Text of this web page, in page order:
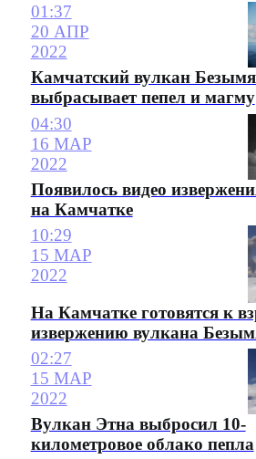
01:37
20 АПР
2022
Камчатский вулкан
выбрасывает пепел и магму
04:30
16 МАР
2022
Появилось видео
на Камчатке
10:29
15 МАР
2022
На Камчатке готовятся к
извержению вулкана
02:27
15 МАР
2022
Вулкан Этна выбросил 10-
километровое облако пепла